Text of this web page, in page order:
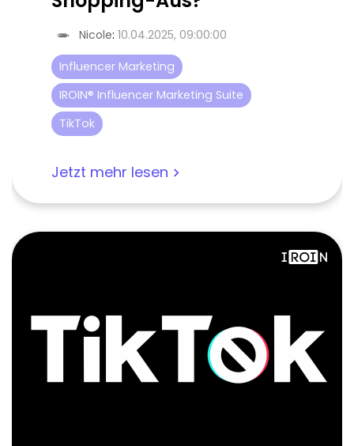
Nicole: 10.04.2025, 09:00:00
Influencer Marketing
IROIN® Influencer Marketing Suite
TikTok
Jetzt mehr lesen